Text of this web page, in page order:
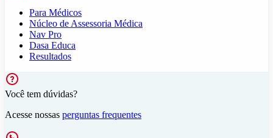
Para Médicos
Núcleo de Assessoria Médica
Nav Pro
Dasa Educa
Resultados
Você tem dúvidas?
Acesse nossas perguntas frequentes